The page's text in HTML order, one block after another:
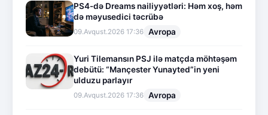
PS4-də Dreams nailiyyətləri: Həm xoş, həm
də məyusedici təcrübə
09.Avqust.2026 17:36 Avropa
Yuri Tilemansın PSJ ilə matçda möhtəşəm
debütü: “Mançester Yunayted”in yeni
ulduzu parlayır
09.Avqust.2026 17:36 Avropa